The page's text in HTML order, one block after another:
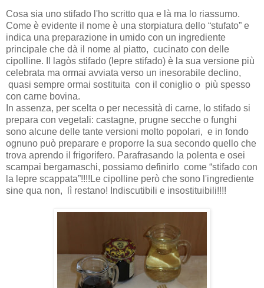
Cosa sia uno stifado l'ho scritto qua e là ma lo riassumo.
Come è evidente il nome è una storpiatura dello “stufato” e
indica una preparazione in umido con un ingrediente
principale che dà il nome al piatto, cucinato con delle
cipolline. Il lagòs stifado (lepre stifado) è la sua versione più
celebrata ma ormai avviata verso un inesorabile declino,
quasi sempre ormai sostituita con il coniglio o più spesso
con carne bovina.
In assenza, per scelta o per necessità di carne, lo stifado si
prepara con vegetali: castagne, prugne secche o funghi
sono alcune delle tante versioni molto popolari, e in fondo
ognuno può preparare e proporre la sua secondo quello che
trova aprendo il frigorifero. Parafrasando la polenta e osei
scampai bergamaschi, possiamo definirlo come “stifado con
la lepre scappata”!!!!Le cipolline però che sono l'ingrediente
sine qua non, lì restano! Indiscutibili e insostituibili!!!!